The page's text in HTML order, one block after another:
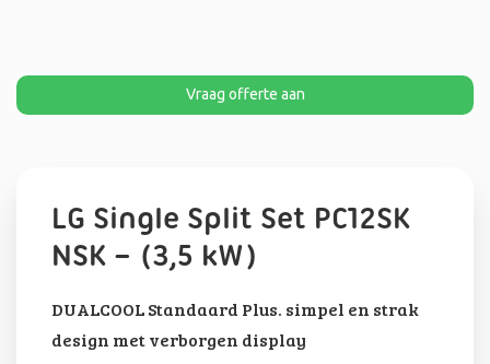
Vraag offerte aan
LG Single Split Set PC12SK
NSK – (3,5 kW)
DUALCOOL Standaard Plus. simpel en strak
design met verborgen display